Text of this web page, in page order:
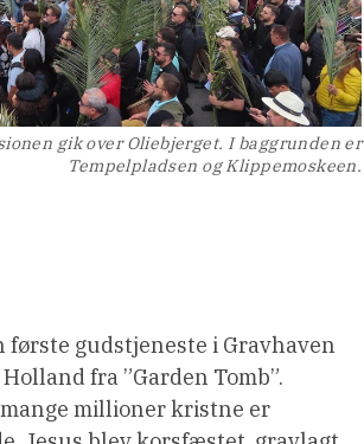
gik over Oliebjerget. I baggrunden er
Tempelpladsen og Klippemoskeen.
gudstjeneste i Gravhaven
fra ”Garden Tomb”.
millioner kristne er